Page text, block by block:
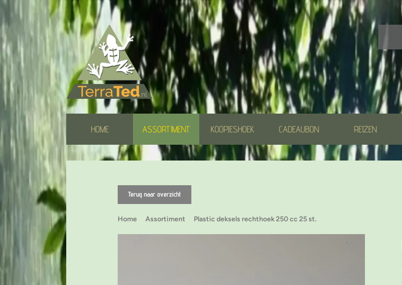
HOME ASSORTIMENT KOOPJESHOEK CADEAUBON REIZEN
Terug naar overzicht
Home Assortiment Plastic deksels rechthoek 250 cc 25 st.